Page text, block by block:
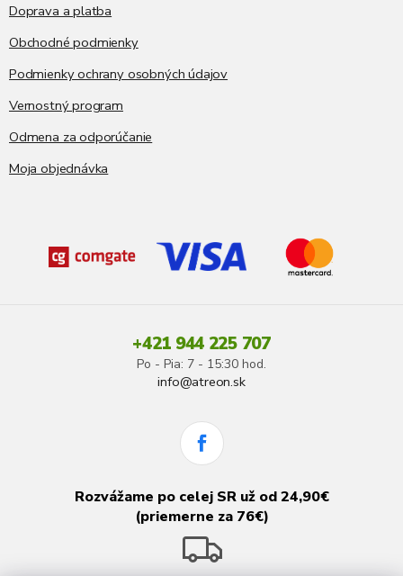
Doprava a platba
Obchodné podmienky
Podmienky ochrany osobných údajov
Vernostný program
Odmena za odporúčanie
Moja objednávka
+421 944 225 707
Po - Pia: 7 - 15:30 hod.
info@atreon.sk
Rozvážame po celej SR už od 24,90€
(priemerne za 76€)